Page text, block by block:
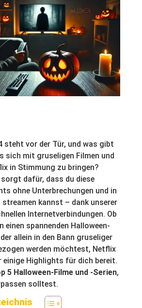
steht vor der Tür, und was gibt
sich mit gruseligen Filmen und
in Stimmung zu bringen?
dafür, dass du diese
ohne Unterbrechungen und in
kannst – dank unserer
Internetverbindungen. Ob
einen spannenden Halloween-
allein in den Bann gruseliger
werden möchtest, Netflix
einige Highlights für dich bereit.
5 Halloween-Filme und -Serien,
solltest.